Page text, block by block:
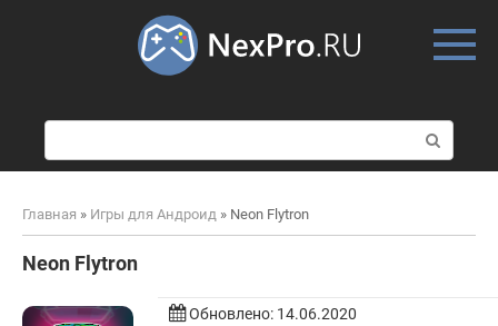
о
и
к
Главная » Игры для Андроид » Neon Flytron
Neon Flytron
Обновлено: 14.06.2020